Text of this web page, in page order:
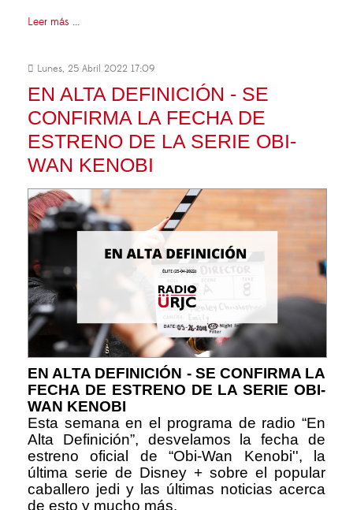
Leer más ...
Lunes, 25 Abril 2022 17:09
EN ALTA DEFINICIÓN - SE
CONFIRMA LA FECHA DE
ESTRENO DE LA SERIE OBI-
WAN KENOBI
EN ALTA DEFINICIÓN - SE CONFIRMA LA
FECHA DE ESTRENO DE LA SERIE OBI-
WAN KENOBI
Esta semana en el programa de radio “En
Alta Definición”, desvelamos la fecha de
estreno oficial de “Obi-Wan Kenobi'', la
última serie de Disney + sobre el popular
caballero jedi y las últimas noticias acerca
de esto y mucho más.